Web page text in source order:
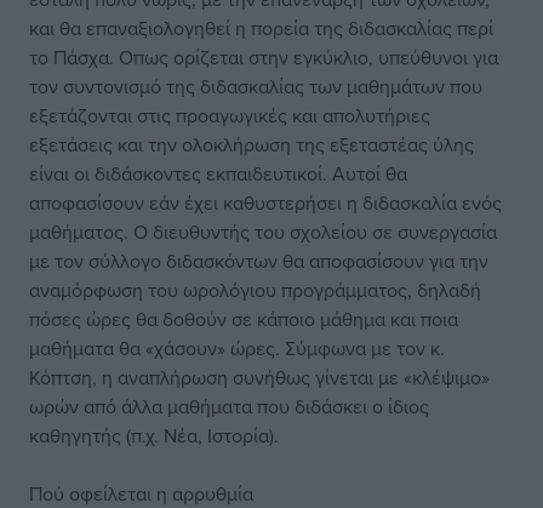
και θα επαναξιολογηθεί η πορεία της διδασκαλίας περί
το Πάσχα. Οπως ορίζεται στην εγκύκλιο, υπεύθυνοι για
τον συντονισμό της διδασκαλίας των μαθημάτων που
εξετάζονται στις προαγωγικές και απολυτήριες
εξετάσεις και την ολοκλήρωση της εξεταστέας ύλης
είναι οι διδάσκοντες εκπαιδευτικοί. Αυτοί θα
αποφασίσουν εάν έχει καθυστερήσει η διδασκαλία ενός
μαθήματος. Ο διευθυντής του σχολείου σε συνεργασία
με τον σύλλογο διδασκόντων θα αποφασίσουν για την
αναμόρφωση του ωρολόγιου προγράμματος, δηλαδή
πόσες ώρες θα δοθούν σε κάποιο μάθημα και ποια
μαθήματα θα «χάσουν» ώρες. Σύμφωνα με τον κ.
Κόπτση, η αναπλήρωση συνήθως γίνεται με «κλέψιμο»
ωρών από άλλα μαθήματα που διδάσκει ο ίδιος
καθηγητής (π.χ. Νέα, Ιστορία).
Πού οφείλεται η αρρυθμία